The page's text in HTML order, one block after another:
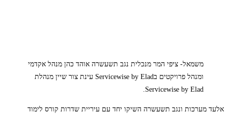
משמאל- ציפי המר מנכלית נגב תשעשרה אוהד כהן מנהל אקדמי
ומנהל פרויקטים בServicewise by Elad עינת צור שיין מנהלת
Servicewise by Elad.
אלעד מערכות ונגב תשעשרה השיקו יחד עם עיריית שדרות קורס לימוד